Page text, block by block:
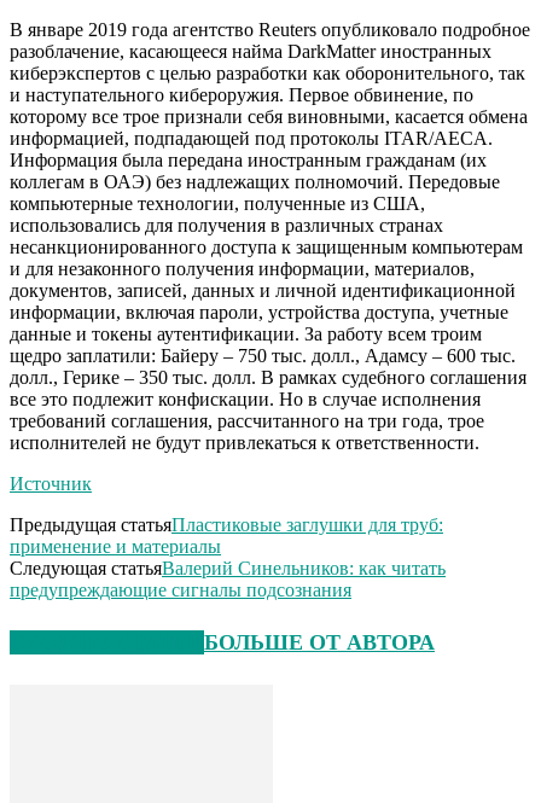
В январе 2019 года агентство Reuters опубликовало подробное
разоблачение, касающееся найма DarkMatter иностранных
киберэкспертов с целью разработки как оборонительного, так
и наступательного кибероружия. Первое обвинение, по
которому все трое признали себя виновными, касается обмена
информацией, подпадающей под протоколы ITAR/AECA.
Информация была передана иностранным гражданам (их
коллегам в ОАЭ) без надлежащих полномочий. Передовые
компьютерные технологии, полученные из США,
использовались для получения в различных странах
несанкционированного доступа к защищенным компьютерам
и для незаконного получения информации, материалов,
документов, записей, данных и личной идентификационной
информации, включая пароли, устройства доступа, учетные
данные и токены аутентификации. За работу всем троим
щедро заплатили: Байеру – 750 тыс. долл., Адамсу – 600 тыс.
долл., Герике – 350 тыс. долл. В рамках судебного соглашения
все это подлежит конфискации. Но в случае исполнения
требований соглашения, рассчитанного на три года, трое
исполнителей не будут привлекаться к ответственности.
Источник
Предыдущая статьяПластиковые заглушки для труб:
применение и материалы
Следующая статьяВалерий Синельников: как читать
предупреждающие сигналы подсознания
БОЛЬШЕ ОТ АВТОРА